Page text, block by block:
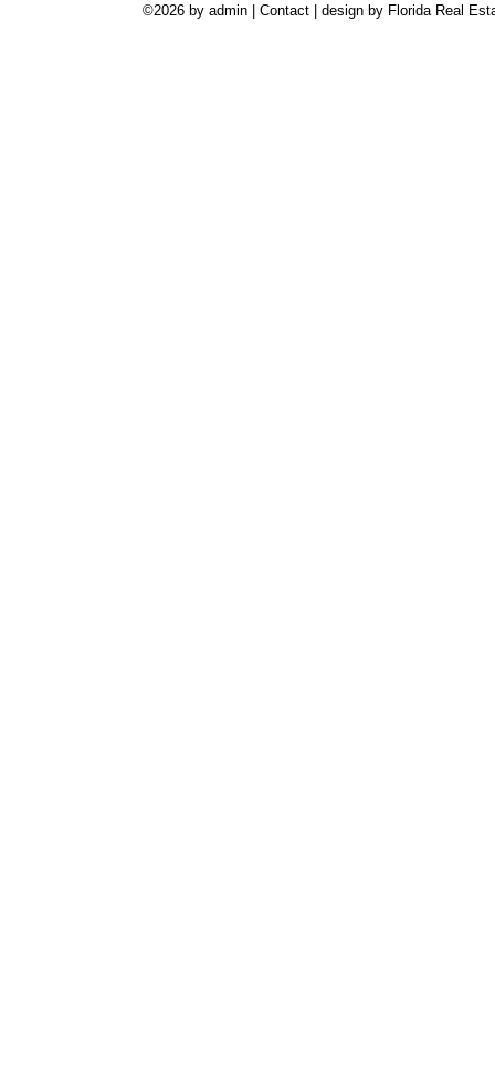
©2026 by admin | Contact| design by Florida Real